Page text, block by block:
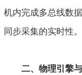
机内完成多总线数
同步采集的实时性。
二、物理引擎与